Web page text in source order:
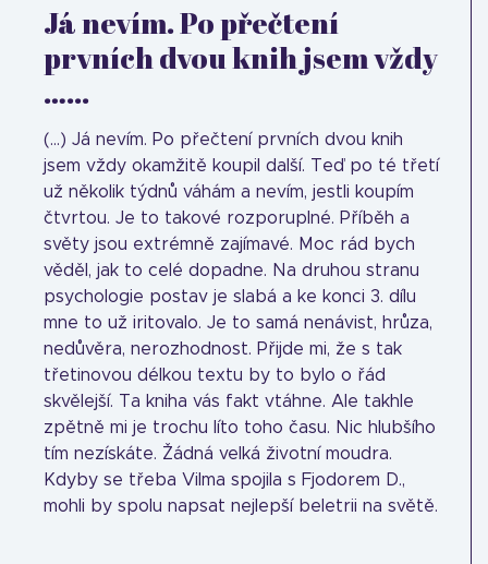
Já nevím. Po přečtení
prvních dvou knih jsem vždy
…...
(...) Já nevím. Po přečtení prvních dvou knih
jsem vždy okamžitě koupil další. Teď po té třetí
už několik týdnů váhám a nevím, jestli koupím
čtvrtou. Je to takové rozporuplné. Příběh a
světy jsou extrémně zajímavé. Moc rád bych
věděl, jak to celé dopadne. Na druhou stranu
psychologie postav je slabá a ke konci 3. dílu
mne to už iritovalo. Je to samá nenávist, hrůza,
nedůvěra, nerozhodnost. Přijde mi, že s tak
třetinovou délkou textu by to bylo o řád
skvělejší. Ta kniha vás fakt vtáhne. Ale takhle
zpětně mi je trochu líto toho času. Nic hlubšího
tím nezískáte. Žádná velká životní moudra.
Kdyby se třeba Vilma spojila s Fjodorem D.,
mohli by spolu napsat nejlepší beletrii na světě.